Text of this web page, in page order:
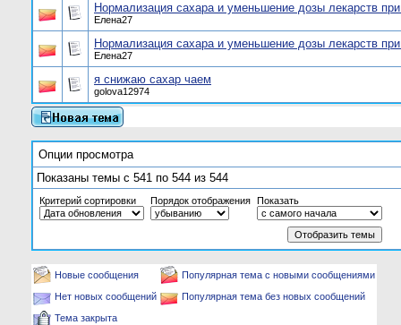
Нормализация сахара и уменьшение дозы лекарств
Елена27
Нормализация сахара и уменьшение дозы лекарств
Елена27
я снижаю сахар чаем
golova12974
Опции просмотра
Показаны темы с 541 по 544 из 544
Критерий сортировки Порядок отображения Показать
Новые сообщения
Популярная тема с новыми сообщениями
Нет новых сообщений
Популярная тема без новых сообщений
Тема закрыта